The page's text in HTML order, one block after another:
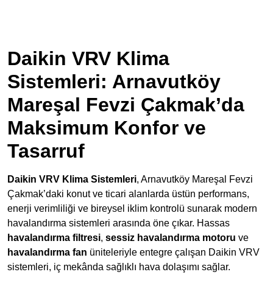
Daikin VRV Klima
Sistemleri: Arnavutköy
Mareşal Fevzi Çakmak’da
Maksimum Konfor ve
Tasarruf
Daikin VRV Klima Sistemleri, Arnavutköy Mareşal Fevzi
Çakmak’daki konut ve ticari alanlarda üstün performans,
enerji verimliliği ve bireysel iklim kontrolü sunarak modern
havalandırma sistemleri arasında öne çıkar. Hassas
havalandırma filtresi, sessiz havalandırma motoru ve
havalandırma fan üniteleriyle entegre çalışan Daikin VRV
sistemleri, iç mekânda sağlıklı hava dolaşımı sağlar.